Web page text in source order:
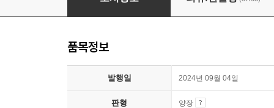
품목정보
발행일 2024년 09월 04일
판형 양장